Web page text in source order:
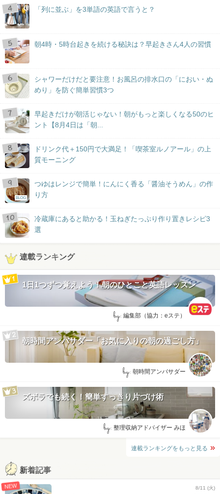
「列に並ぶ」を3単語の英語で言うと？
朝4時・5時台起きを続ける秘訣は？早起きさん4人の習慣
シャワーだけだと要注意！お風呂の排水口の「におい・ぬ
めり」を防ぐ簡単習慣3つ
早起きだけが朝活じゃない！朝がもっと楽しくなる50のヒ
ント【8月4日は「朝...
ドリンク代＋150円で大満足！「喫茶室ルノアール」の上
質モーニング
BLOG
つゆはレンジで簡単！にんにく香る「醤油そうめん」の作
り方
冷蔵庫にあると助かる！玉ねぎたっぷり作り置きレシピ3
選
連載ランキング
1日1つずつ覚えよう！朝のひとこと英語レッスン
by: 編集部（協力：eステ）
朝時間アンバサダー「お気に入りの朝の過ごし方」
by: 朝時間アンバサダー
ズボラでも続く！簡単すっきり片づけ術
by: 整理収納アドバイザー みほ
連載ランキングをもっと見る
新着記事
NEW 8/11 (火)